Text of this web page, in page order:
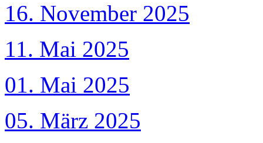
16. November 2025
11. Mai 2025
01. Mai 2025
05. März 2025